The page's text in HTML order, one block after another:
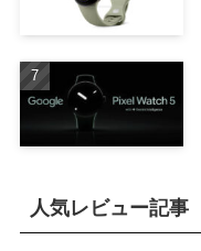
人気レビュー記事